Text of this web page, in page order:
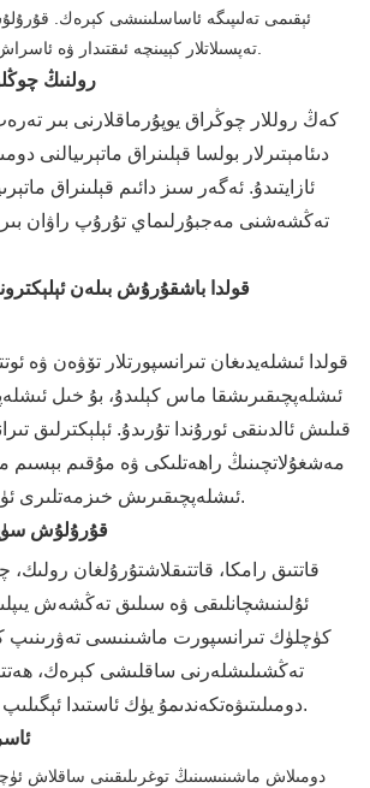
ئېقىمى تەلىپىگە ئاساسلىنىشى كېرەك.
تەپسىلاتلار كېيىنچە ئىقتىدار ۋە ئاسراش تەننەرخىدە كۆرۈلىدۇ.
رولنىڭ
كەڭ روللار چوڭراق يوپۇرماقلارنى بىر
دىئامېتىرلار بولسا قېلىنراق ماتېرىيالنى
ئازايتىدۇ. ئەگەر سىز دائىم قېلىنراق
تەڭشەشنى مەجبۇرلىماي تۇرۇپ راۋان بىر
قولدا ئىشلەيدىغان تىرانسپورتلار تۆۋەن ۋە
ئىشلەپچىقىرىشقا ماس كېلىدۇ، بۇ خىل
قىلىش ئالدىنقى ئورۇندا تۇرىدۇ. ئېلېكترلىق
مەشغۇلاتچىنىڭ راھەتلىكى ۋە مۇقىم بېسىم
ئىشلەپچىقىرىش خىزمەتلىرى ئۈچۈن تېخىمۇ ياخشى.
قۇرۇلۇش
قاتتىق رامكا، قاتتىقلاشتۇرۇلغان
ئۇلىنىشچانلىقى ۋە سىلىق تەڭشەش
كۈچلۈك تىرانسپورت ماشىنىسى تەۋرىنىپ
تەڭشىلىشلەرنى ساقلىشى كېرەك،
دومىلىتىۋەتكەندىمۇ يۈك ئاستىدا ئېگىلىپ قالماسلىقى كېرەك.
دومىلاش ماشىنىسىنىڭ توغرىلىقىنى ساقلاش